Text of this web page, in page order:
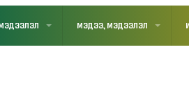
МЭДЭЭ, МЭДЭЭЛЭЛ